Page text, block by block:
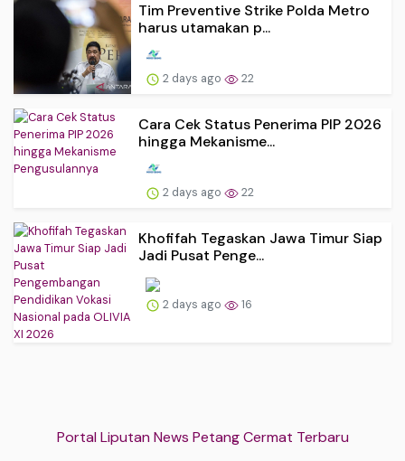
Tim Preventive Strike Polda Metro
harus utamakan p...
2 days ago 22
Cara Cek Status Penerima PIP 2026
hingga Mekanisme...
2 days ago 22
Khofifah Tegaskan Jawa Timur Siap
Jadi Pusat Penge...
2 days ago 16
Portal Liputan News Petang Cermat Terbaru